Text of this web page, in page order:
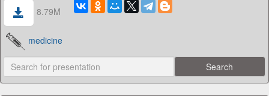
8.79M
medicine